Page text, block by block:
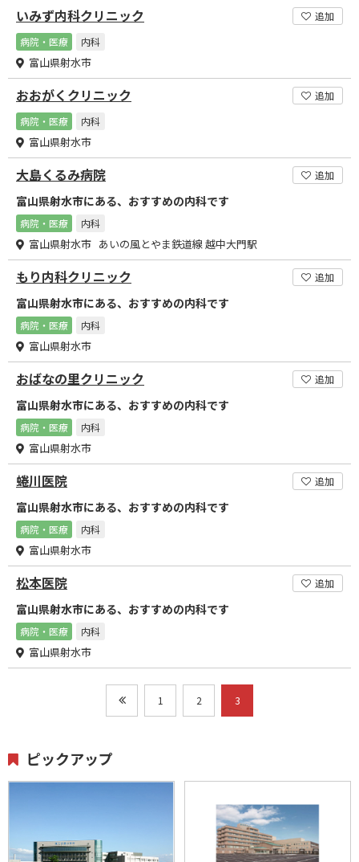
いみず内科クリニック
追加
病院・医療
内科
富山県射水市
おおがくクリニック
追加
病院・医療
内科
富山県射水市
大島くるみ病院 追加
富山県射水市にある、おすすめの内科です
病院・医療 内科
富山県射水市 あいの風とやま鉄道線 越中大門駅
もり内科クリニック 追加
富山県射水市にある、おすすめの内科です
病院・医療 内科
富山県射水市
おばなの里クリニック 追加
富山県射水市にある、おすすめの内科です
病院・医療 内科
富山県射水市
蜷川医院 追加
富山県射水市にある、おすすめの内科です
病院・医療 内科
富山県射水市
松本医院 追加
富山県射水市にある、おすすめの内科です
病院・医療 内科
富山県射水市
1 2 3
ピックアップ